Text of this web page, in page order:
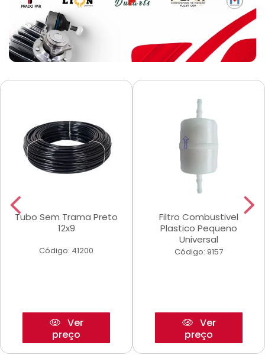
Tubo Sem Trama Preto
12x9
Código: 41200
Ver
preço
Filtro Combustivel
Plastico Pequeno
Universal
Código: 9157
Ver
preço